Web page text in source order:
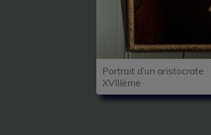
Portrait d’un aristocrate
XVIIIème